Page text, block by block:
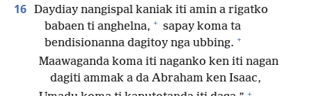
16 Daydiay nangispal kaniak iti amin a rigatko
babaen ti anghelna, + sapay koma ta
bendisionanna dagitoy nga ubbing. +
Maawaganda koma iti naganko ken iti nagan
dagiti ammak a da Abraham ken Isaac,
+